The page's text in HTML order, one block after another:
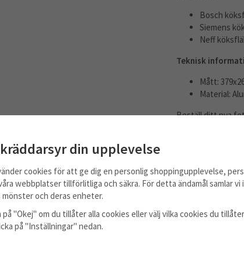
Bosch
Siemens
Neff
Teknisk
Mått:
Material:
Beställ ditt nya
din upplevelse
cookies för att ge dig en personlig shoppingupplevelse,
webbplatser tillförlitliga och säkra. För detta ändamål samlar
mönster och deras enheter.
på "Okej" om du tillåter alla cookies eller välj vilka cookies du
på "Inställningar" nedan.